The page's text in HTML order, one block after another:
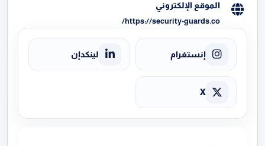
الموقع الإلكتروني
https://security-guards.co/
إنستغرام لينكدإن
X